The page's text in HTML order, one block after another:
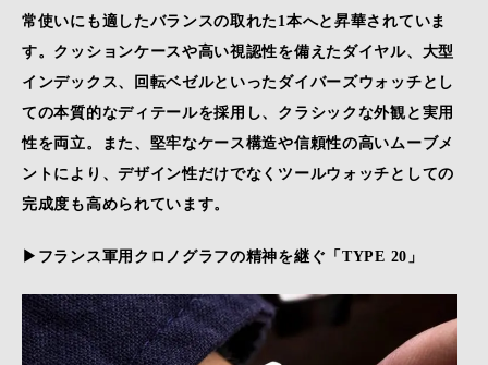
常使いにも適したバランスの取れた1本へと昇華されていま
す。クッションケースや高い視認性を備えたダイヤル、大型
インデックス、回転ベゼルといったダイバーズウォッチとし
ての本質的なディテールを採用し、クラシックな外観と実用
性を両立。また、堅牢なケース構造や信頼性の高いムーブメ
ントにより、デザイン性だけでなくツールウォッチとしての
完成度も高められています。
▶フランス軍用クロノグラフの精神を継ぐ「TYPE 20 」